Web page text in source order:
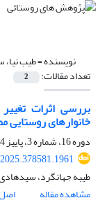
نویسنده =طیب
تعداد مقالات: 2
بررسی اثرات
خانوارهای
دوره 16، شماره 3، پاییز 1404، صفحه
طیبه جهانگرد،
مشاهده مقاله